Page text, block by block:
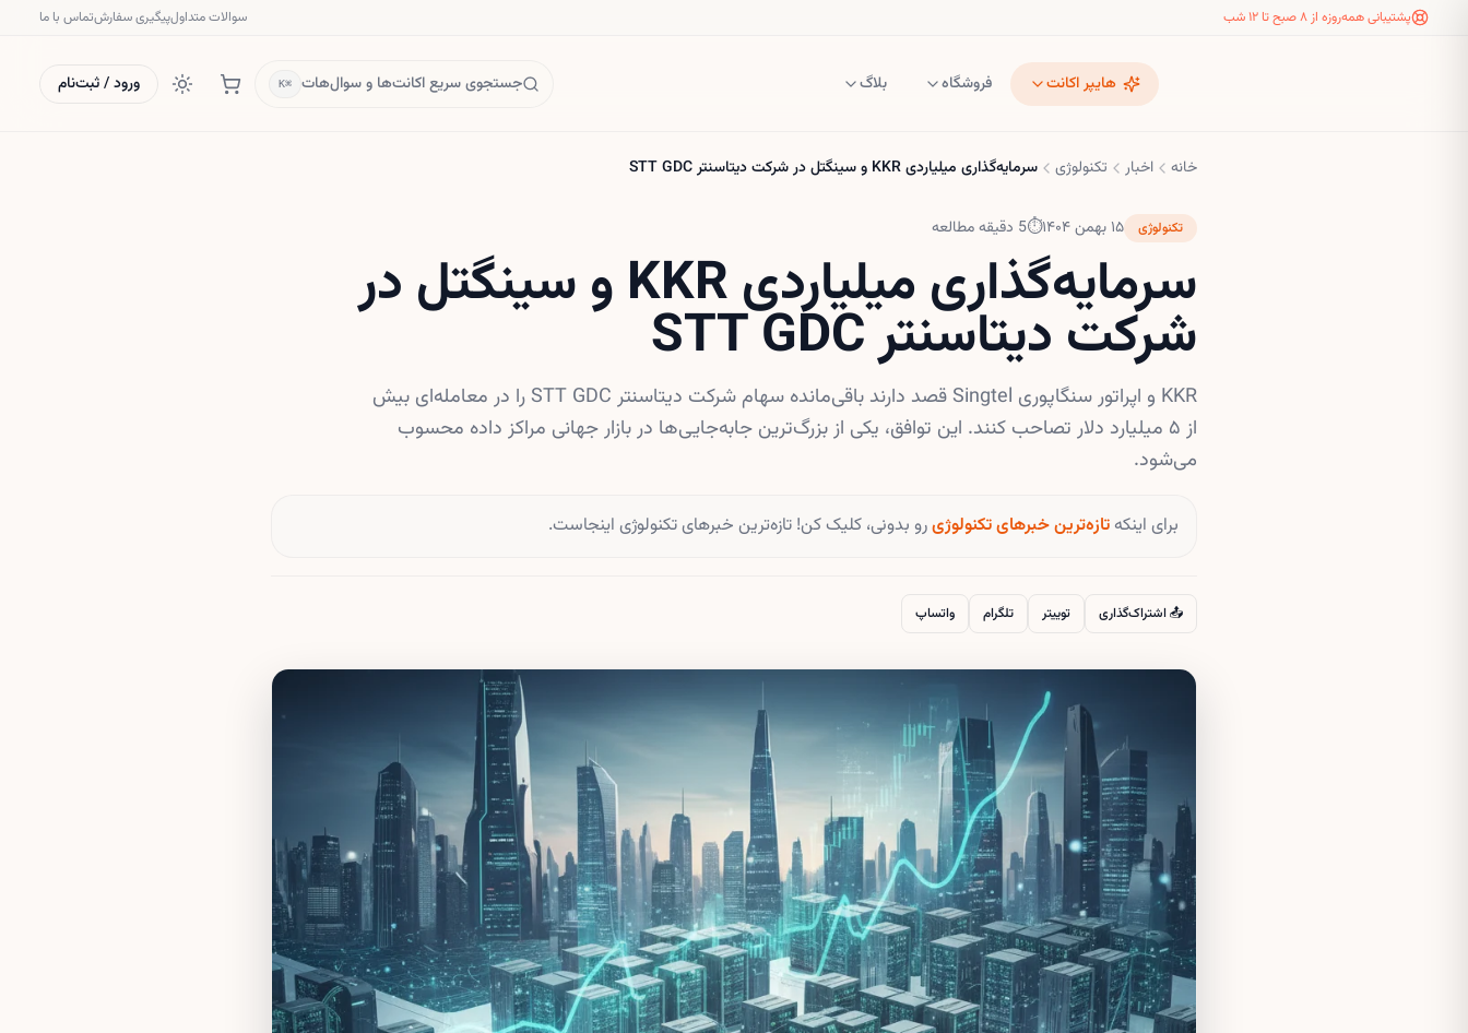
پشتیبانی همه‌روزه از ۸ صبح تا ۱۲ شب سوالات متداولپیگیری سفارشتماس با ما
هایپر اکانت فروشگاه بلاگ جستجوی سریع اکانت‌ها و سوال‌هات ⌘K ورود / ثبت‌نام
خانه اخبار تکنولوژی سرمایه‌گذاری میلیاردی KKR و سینگتل در شرکت دیتاسنتر STT GDC
تکنولوژی ۱۵ بهمن ۱۴۰۴ ⏱
5 دقیقه مطالعه
سرمایه‌گذاری میلیاردی KKR و سینگتل در
شرکت دیتاسنتر STT GDC
KKR و اپراتور سنگاپوری Singtel قصد دارند باقی‌مانده سهام شرکت دیتاسنتر STT GDC را در معامله‌ای بیش
از ۵ میلیارد دلار تصاحب کنند. این توافق، یکی از بزرگ‌ترین جابه‌جایی‌ها در بازار جهانی مراکز داده محسوب
می‌شود.
برای اینکهتازه‌ترین خبرهای تکنولوژیرو بدونی، کلیک کن! تازه‌ترین خبرهای تکنولوژی اینجاست.
📤 اشتراک‌گذاری توییتر تلگرام واتساپ